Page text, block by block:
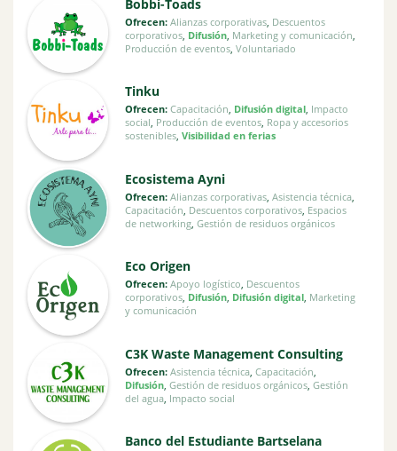
Bobbi-Toads
Ofrecen: Alianzas corporativas, Descuentos
corporativos, Difusión, Marketing y comunicación
Producción de eventos, Voluntariado
Tinku
Ofrecen: Capacitación, Difusión digital, Impacto
social, Producción de eventos, Ropa y accesorios
sostenibles, Visibilidad en ferias
Ecosistema Ayni
Ofrecen: Alianzas corporativas, Asistencia técnica,
Capacitación Descuentos corporativos, Espacios
de networking, Gestión de residuos orgánicos
Eco Origen
Ofrecen: Apoyo logístico, Descuentos
corporativos, Difusión, Difusión digital, Marketing
y comunicación
C3K Waste Management Consulting
Ofrecen: Asistencia técnica, Capacitación
Difusión, Gestión de residuos orgánicos, Gestión
del agua, Impacto social
Banco del Estudiante Bartselana